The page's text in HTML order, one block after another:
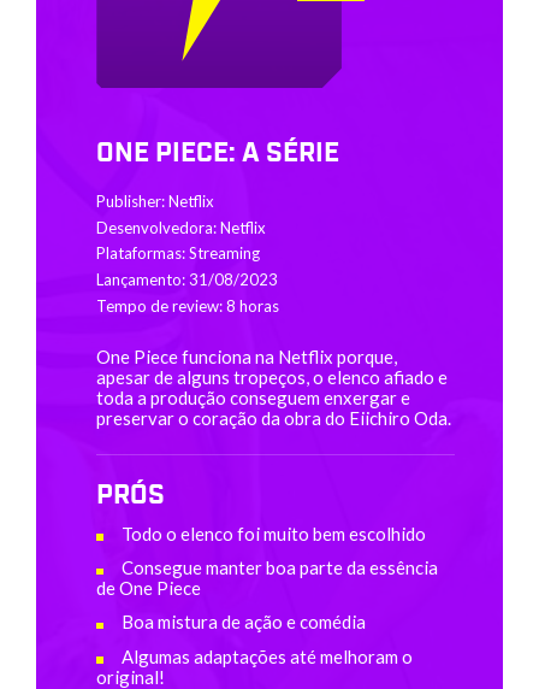
ONE PIECE: A SÉRIE
Publisher: Netflix
Desenvolvedora: Netflix
Plataformas: Streaming
Lançamento: 31/08/2023
Tempo de review: 8 horas
One Piece funciona na Netflix porque,
apesar de alguns tropeços, o elenco afiado e
toda a produção conseguem enxergar e
preservar o coração da obra do Eiichiro Oda.
PRÓS
Todo o elenco foi muito bem escolhido
Consegue manter boa parte da essência
de One Piece
Boa mistura de ação e comédia
Algumas adaptações até melhoram o
original!